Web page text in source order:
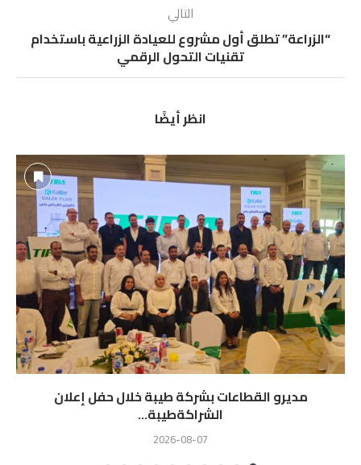
التالي
“الزراعة” تطلق أول مشروع للعيادة الزراعية باستخدام
تقنيات التحول الرقمي
انظر أيضًا
مديرو القطاعات بشركة طيبة خلال حفل إعلان
الشراكةطيبة...
2026-08-07